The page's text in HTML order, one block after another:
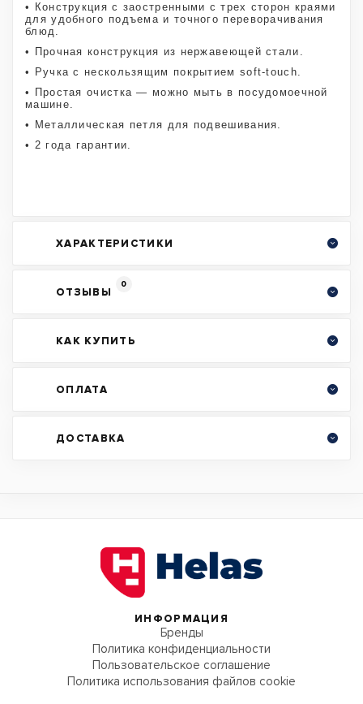
• Конструкция с заостренными с трех сторон краями
для удобного подъема и точного переворачивания
блюд.
• Прочная конструкция из нержавеющей стали.
• Ручка с нескользящим покрытием soft-touch.
• Простая очистка — можно мыть в посудомоечной
машине.
• Металлическая петля для подвешивания.
• 2 года гарантии.
ХАРАКТЕРИСТИКИ
ОТЗЫВЫ
0
КАК КУПИТЬ
ОПЛАТА
ДОСТАВКА
ИНФОРМАЦИЯ
Бренды
Политика конфиденциальности
Пользовательское соглашение
Политика использования файлов cookie